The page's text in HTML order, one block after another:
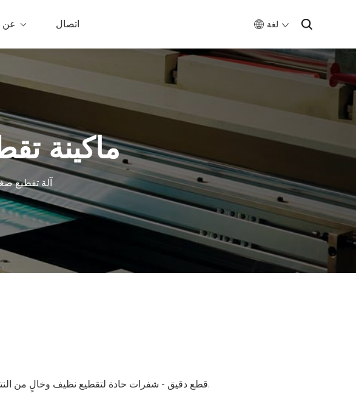
عن اتصال لغة
ماكينة
آلة تقطيع0
قطع دقيق - شفرات حادة لتقطيع نظيف وخالٍ من النتوءات.